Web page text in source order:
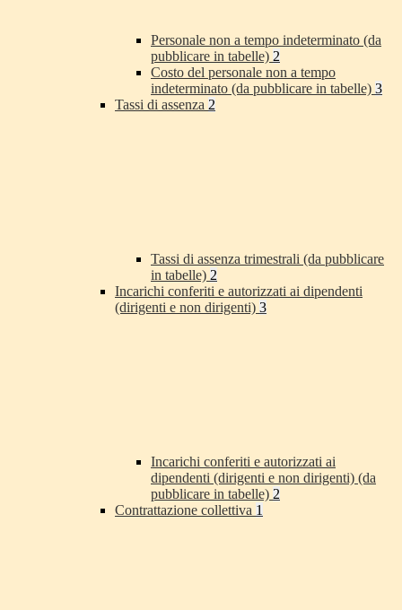
Personale non a tempo indeterminato (da
pubblicare in tabelle) 2
Costo del personale non a tempo
indeterminato (da pubblicare in tabelle) 3
Tassi di assenza 2
Tassi di assenza trimestrali (da pubblicare
in tabelle) 2
Incarichi conferiti e autorizzati ai dipendenti
(dirigenti e non dirigenti) 3
Incarichi conferiti e autorizzati ai
dipendenti (dirigenti e non dirigenti) (da
pubblicare in tabelle) 2
Contrattazione collettiva 1